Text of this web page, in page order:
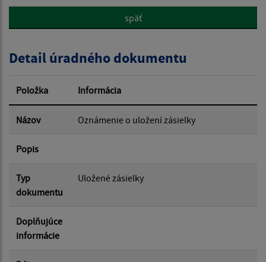
Popis:
Dátum zverejnenia od:
Dátum zverejnenia do:
späť
Detail úradného dokumentu
Položka Informácia
Názov Oznámenie o uložení zásielky
Popis
Typ
dokumentu
Uložené zásielky
Doplňujúce
informácie